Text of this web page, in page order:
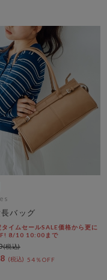
バッグ
タイムセールSALE価格から更に
8/10 10:00まで
54％OFF